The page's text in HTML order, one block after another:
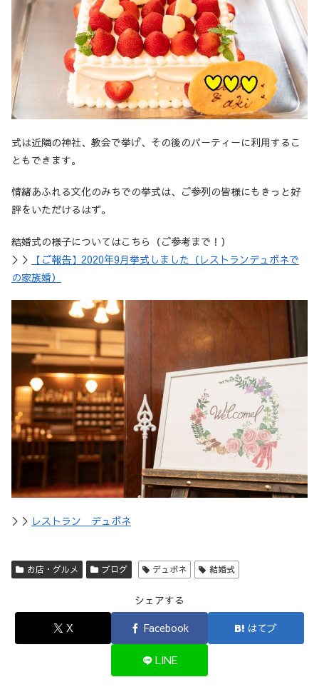
式は近隣の神社、教会で挙げ、その後のパーティーに利用するこ
ともできます。
情緒あふれる文化のみちでの挙式は、ご参列の皆様にもきっと好
評をいただけるはず。
結婚式の様子についてはこちら（ご参考まで！）
＞＞
【ご報告】2020年9月挙式しました（レストランデュボネで
の家族婚）
＞＞ レストラン デュボネ
お店・グルメ ブログ デュボネ 結婚式
シェアする
X
Facebook はてブ
LINE